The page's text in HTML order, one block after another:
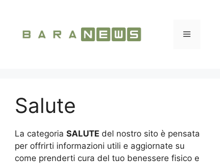
contenuto
Menu
Salute
La categoria SALUTE del nostro sito è pensata
per offrirti informazioni utili e aggiornate su
come prenderti cura del tuo benessere fisico e